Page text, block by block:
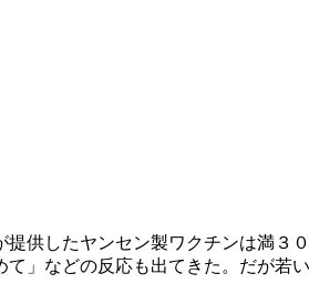
供したヤンセン製ワクチンは満３
」などの反応も出てきた。だが若